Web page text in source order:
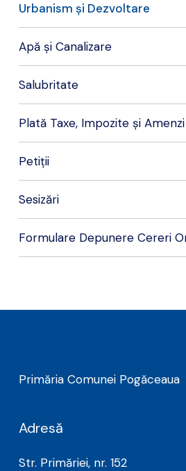
Urbanism și Dezvoltare
Apă și Canalizare
Salubritate
Plată Taxe, Impozite și Amenzi
Petiții
Sesizări
Formulare Depunere Cereri
Primăria Comunei Pogăceaua
Adresă
Str. Primăriei, nr. 152